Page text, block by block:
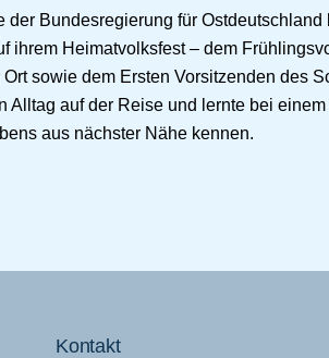
Bundesregierung für Ostdeutschland
ihrem Heimatvolksfest – dem
sowie dem Ersten Vorsitzenden des
Alltag auf der Reise und lernte bei
aus nächster Nähe kennen.
Kontakt